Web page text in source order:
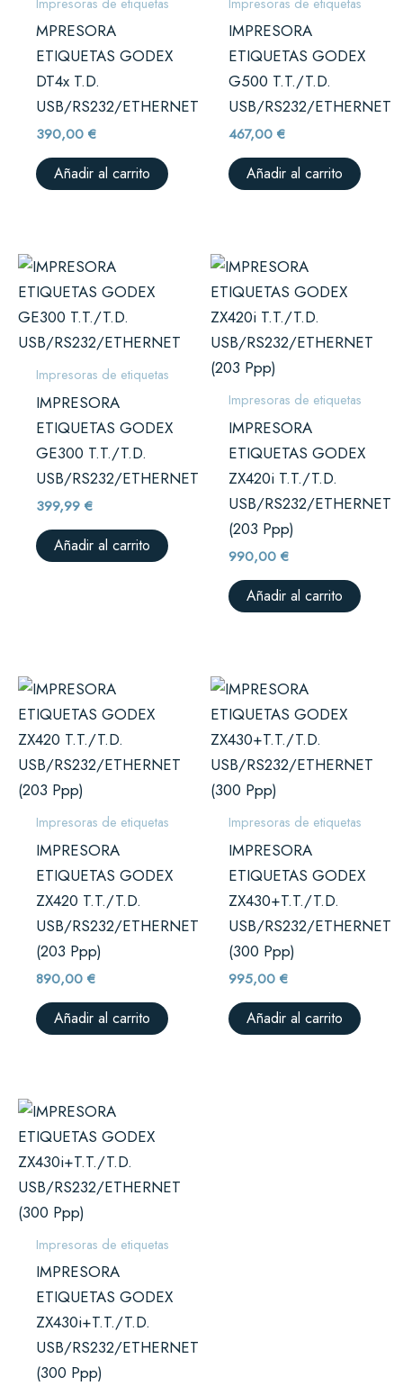
MPRESORA
ETIQUETAS GODEX
DT4x T.D.
USB/RS232/ETHERNET
390,00€
Añadir al carrito
IMPRESORA
ETIQUETAS GODEX
G500 T.T./T.D.
USB/RS232/ETHERNET
467,00€
Añadir al carrito
Impresoras de etiquetas
IMPRESORA
ETIQUETAS GODEX
GE300 T.T./T.D.
USB/RS232/ETHERNET
399,99€
Añadir al carrito
Impresoras de etiquetas
IMPRESORA
ETIQUETAS GODEX
ZX420i T.T./T.D.
USB/RS232/ETHERNET
(203 Ppp)
990,00€
Añadir al carrito
Impresoras de etiquetas
IMPRESORA
ETIQUETAS GODEX
ZX420 T.T./T.D.
USB/RS232/ETHERNET
(203 Ppp)
890,00€
Añadir al carrito
Impresoras de etiquetas
IMPRESORA
ETIQUETAS GODEX
ZX430+T.T./T.D.
USB/RS232/ETHERNET
(300 Ppp)
995,00€
Añadir al carrito
Impresoras de etiquetas
IMPRESORA
ETIQUETAS GODEX
ZX430i+T.T./T.D.
USB/RS232/ETHERNET
(300 Ppp)